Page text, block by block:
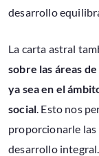
desarrollo
La carta astral
sobre las áreas
ya sea en el
social. Esto nos
proporcionarle las
desarrollo integral.